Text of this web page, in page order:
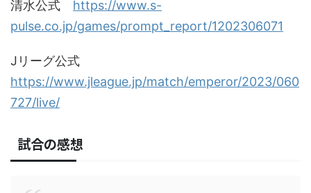
清水公式 https://www.s-
pulse.co.jp/games/prompt_report/1202306071
Jリーグ公式
https://www.jleague.jp/match/emperor/2023/060
727/live/
試合の感想